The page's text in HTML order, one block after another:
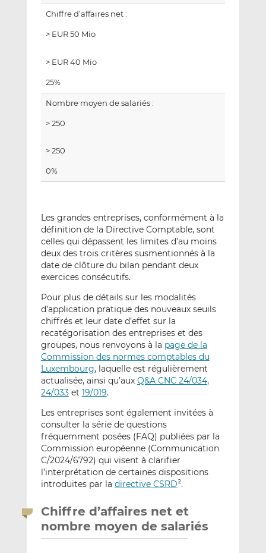
Chiffre d’affaires net :
> EUR 50 Mio
> EUR 40 Mio
25%
Nombre moyen de salariés :
> 250
> 250
0%
Les grandes entreprises, conformément à la
définition de la Directive Comptable, sont
celles qui dépassent les limites d’au moins
deux des trois critères susmentionnés à la
date de clôture du bilan pendant deux
exercices consécutifs.
Pour plus de détails sur les modalités
d’application pratique des nouveaux seuils
chiffrés et leur date d’effet sur la
recatégorisation des entreprises et des
groupes, nous renvoyons à la page de la
Commission des normes comptables du
Luxembourg, laquelle est régulièrement
actualisée, ainsi qu’aux Q&A CNC 24/034,
24/033et 19/019.
Les entreprises sont également invitées à
consulter la série de questions
fréquemment posées (FAQ) publiées par la
Commission européenne (Communication
C/2024/6792) qui visent à clarifier
l’interprétation de certaines dispositions
introduites par la directive CSRD 2.
Chiffre d’affaires net et
nombre moyen de salariés